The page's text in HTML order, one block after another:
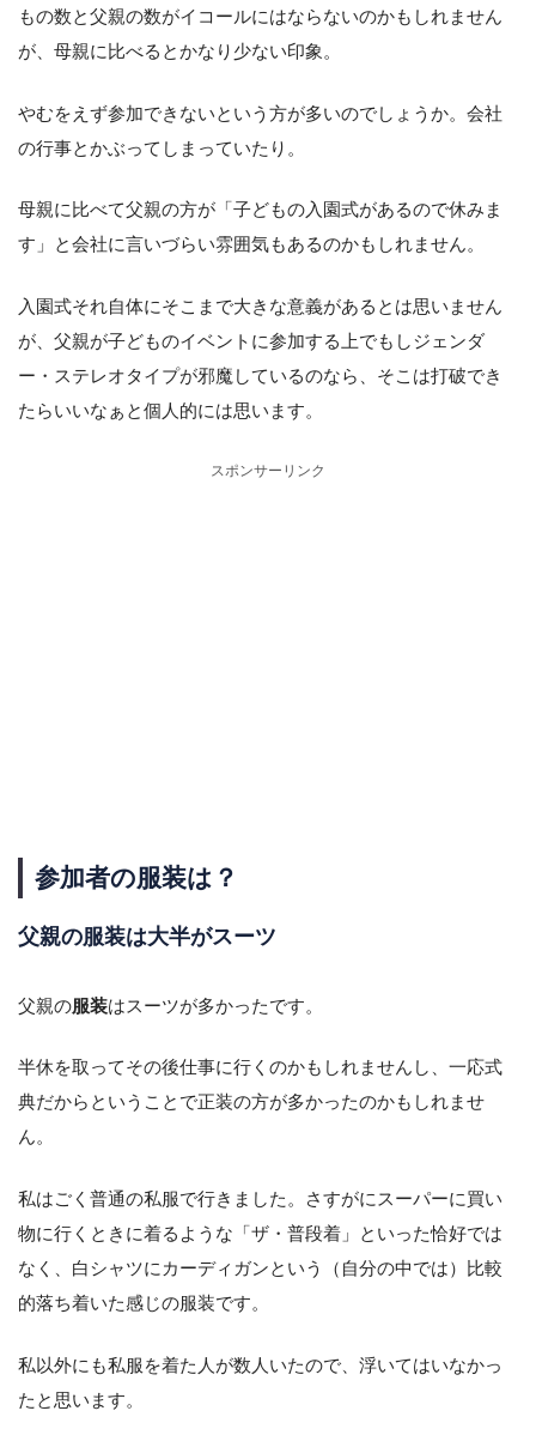
もの数と父親の数がイコールにはならないのかもしれません
が、母親に比べるとかなり少ない印象。
やむをえず参加できないという方が多いのでしょうか。会社
の行事とかぶってしまっていたり。
母親に比べて父親の方が「子どもの入園式があるので休みま
す」と会社に言いづらい雰囲気もあるのかもしれません。
入園式それ自体にそこまで大きな意義があるとは思いません
が、父親が子どものイベントに参加する上でもしジェンダ
ー・ステレオタイプが邪魔しているのなら、そこは打破でき
たらいいなぁと個人的には思います。
スポンサーリンク
参加者の服装は？
父親の服装は大半がスーツ
父親の服装はスーツが多かったです。
半休を取ってその後仕事に行くのかもしれませんし、一応式
典だからということで正装の方が多かったのかもしれませ
ん。
私はごく普通の私服で行きました。さすがにスーパーに買い
物に行くときに着るような「ザ・普段着」といった恰好では
なく、白シャツにカーディガンという（自分の中では）比較
的落ち着いた感じの服装です。
私以外にも私服を着た人が数人いたので、浮いてはいなかっ
たと思います。